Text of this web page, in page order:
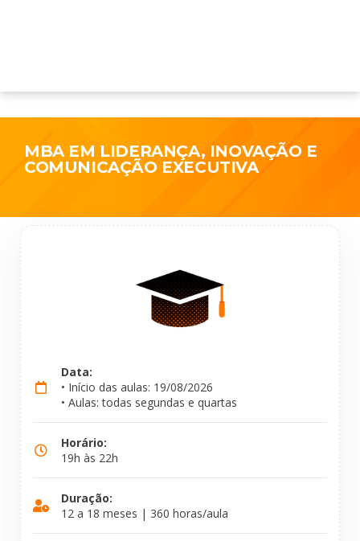
MBA EM LIDERANÇA, INOVAÇÃO E
COMUNICAÇÃO EXECUTIVA
Data:
• Início das aulas: 19/08/2026
• Aulas: todas segundas e quartas
Horário:
19h às 22h
Duração:
12 a 18 meses | 360 horas/aula